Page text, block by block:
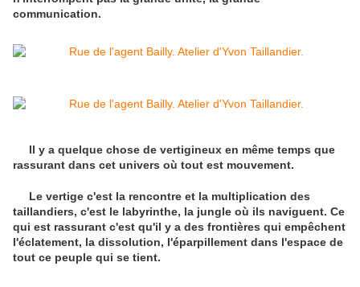
communication.
Il y a quelque chose de vertigineux en même temps que
rassurant dans cet univers où tout est mouvement.
Le vertige c'est la rencontre et la multiplication des
taillandiers, c'est le labyrinthe, la jungle où ils naviguent. Ce
qui est rassurant c'est qu'il y a des frontières qui empêchent
l'éclatement, la dissolution, l'éparpillement dans l'espace de
tout ce peuple qui se tient.